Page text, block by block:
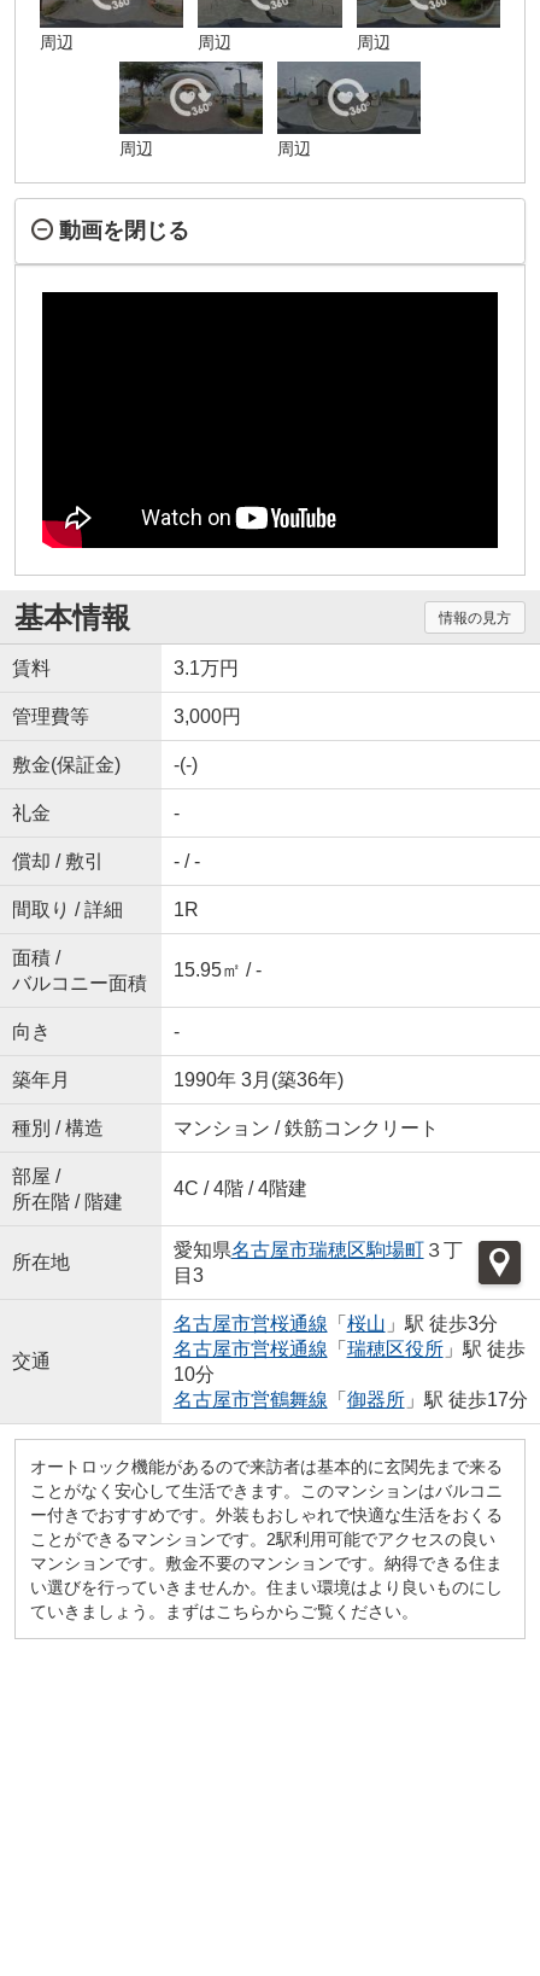
周辺 周辺 周辺
周辺 周辺
動画を閉じる
基本情報 情報の見方
賃料 3.1万円
管理費等 3,000円
敷金(保証金) -(-)
礼金 -
償却 / 敷引 - / -
間取り / 詳細 1R
面積 /
バルコニー面積
15.95㎡ / -
向き -
築年月 1990年 3月(築36年)
種別 / 構造 マンション / 鉄筋コンクリート
部屋 /
所在階 / 階建
4C / 4階 / 4階建
所在地
愛知県名古屋市瑞穂区駒場町３丁
目3
交通
名古屋市営桜通線 「 桜山 」駅 徒歩3分
名古屋市営桜通線 「 瑞穂区役所」駅 徒歩
10分
名古屋市営鶴舞線 「 御器所」駅 徒歩17分
オートロック機能があるので来訪者は基本的に玄関先まで来る
ことがなく安心して生活できます。このマンションはバルコニ
ー付きでおすすめです。外装もおしゃれで快適な生活をおくる
ことができるマンションです。2駅利用可能でアクセスの良い
マンションです。敷金不要のマンションです。納得できる住ま
い選びを行っていきませんか。住まい環境はより良いものにし
ていきましょう。まずはこちらからご覧ください。